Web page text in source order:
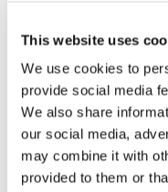
This website uses
We use cookies to
provide social media
We also share
our social media,
may combine it with
provided to them or
NOTA:
Seves Glassblock non si
dei rifiuti dopo la
I blocchi di vetro
essere gestiti o riciclati
locali competenti.